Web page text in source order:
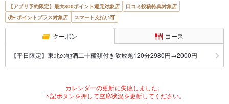
【アプリ予約限定】最大800ポイント還元対象店
口コミ投稿特典対象店
ポイントプラス対象店
スマート支払い可
クーポン コース
【平日限定】東北の地酒二十種類付き飲放題120分2980円→2000円
カレンダーの更新に失敗しました。
下記ボタンを押して空席状況を更新してください。